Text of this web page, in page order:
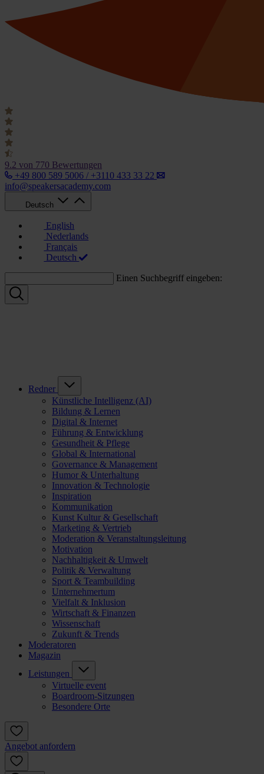
9.2 von 770 Bewertungen
+49 800 589 5006 / +3110 433 33 22
info@speakersacademy.com
Deutsch
English
Nederlands
Français
Deutsch
Einen Suchbegriff eingeben:
Redner
Künstliche Intelligenz (AI)
Bildung & Lernen
Digital & Internet
Führung & Entwicklung
Gesundheit & Pflege
Global & International
Governance & Management
Humor & Unterhaltung
Innovation & Technologie
Inspiration
Kommunikation
Kunst Kultur & Gesellschaft
Marketing & Vertrieb
Moderation & Veranstaltungsleitung
Motivation
Nachhaltigkeit & Umwelt
Politik & Verwaltung
Sport & Teambuilding
Unternehmertum
Vielfalt & Inklusion
Wirtschaft & Finanzen
Wissenschaft
Zukunft & Trends
Moderatoren
Magazin
Leistungen
Virtuelle event
Boardroom-Sitzungen
Besondere Orte
Angebot anfordern